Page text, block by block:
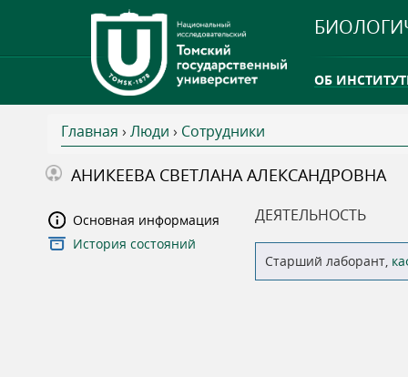
ОБ
ТГУ ОТКРЫЛ
В
ы
з
Главная › Люди › Сотрудники
АНИКЕЕВА СВЕТЛАНА АЛЕКСАНДРОВНА
Основная информация
История состояний
ДЕЯТЕЛЬНОСТЬ
Старший лаборант,